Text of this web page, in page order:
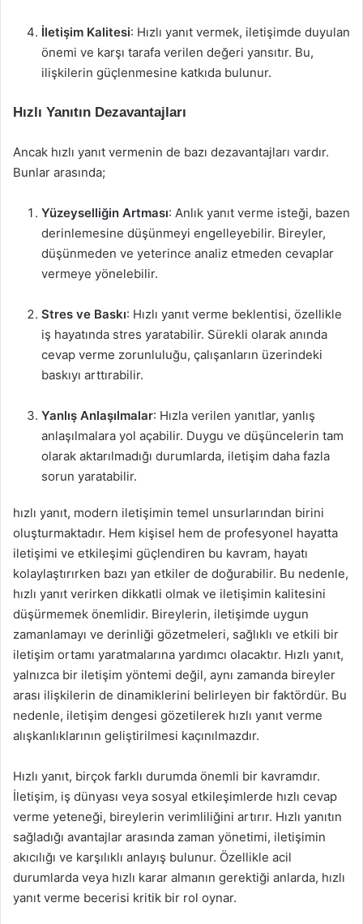
İletişim Kalitesi: Hızlı yanıt vermek, iletişimde duyulan
önemi ve karşı tarafa verilen değeri yansıtır. Bu,
ilişkilerin güçlenmesine katkıda bulunur.
Hızlı Yanıtın Dezavantajları
Ancak hızlı yanıt vermenin de bazı dezavantajları vardır.
Bunlar arasında;
Yüzeyselliğin Artması: Anlık yanıt verme isteği, bazen
derinlemesine düşünmeyi engelleyebilir. Bireyler,
düşünmeden ve yeterince analiz etmeden cevaplar
vermeye yönelebilir.
Stres ve Baskı: Hızlı yanıt verme beklentisi, özellikle
iş hayatında stres yaratabilir. Sürekli olarak anında
cevap verme zorunluluğu, çalışanların üzerindeki
baskıyı arttırabilir.
Yanlış Anlaşılmalar: Hızla verilen yanıtlar, yanlış
anlaşılmalara yol açabilir. Duygu ve düşüncelerin tam
olarak aktarılmadığı durumlarda, iletişim daha fazla
sorun yaratabilir.
hızlı yanıt, modern iletişimin temel unsurlarından birini
oluşturmaktadır. Hem kişisel hem de profesyonel hayatta
iletişimi ve etkileşimi güçlendiren bu kavram, hayatı
kolaylaştırırken bazı yan etkiler de doğurabilir. Bu nedenle,
hızlı yanıt verirken dikkatli olmak ve iletişimin kalitesini
düşürmemek önemlidir. Bireylerin, iletişimde uygun
zamanlamayı ve derinliği gözetmeleri, sağlıklı ve etkili bir
iletişim ortamı yaratmalarına yardımcı olacaktır. Hızlı yanıt,
yalnızca bir iletişim yöntemi değil, aynı zamanda bireyler
arası ilişkilerin de dinamiklerini belirleyen bir faktördür. Bu
nedenle, iletişim dengesi gözetilerek hızlı yanıt verme
alışkanlıklarının geliştirilmesi kaçınılmazdır.
Hızlı yanıt, birçok farklı durumda önemli bir kavramdır.
İletişim, iş dünyası veya sosyal etkileşimlerde hızlı cevap
verme yeteneği, bireylerin verimliliğini artırır. Hızlı yanıtın
sağladığı avantajlar arasında zaman yönetimi, iletişimin
akıcılığı ve karşılıklı anlayış bulunur. Özellikle acil
durumlarda veya hızlı karar almanın gerektiği anlarda, hızlı
yanıt verme becerisi kritik bir rol oynar.